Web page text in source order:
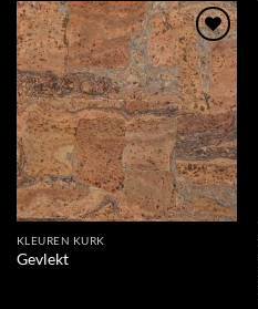
Add to
Wishlist
KLEUREN KURK
Gevlekt